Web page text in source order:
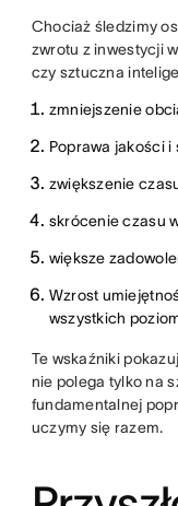
Chociaż śledzimy
zwrotu z inwestycji
czy sztuczna
zmniejszenie
Poprawa jakości
zwiększenie
skrócenie czasu
większe
Wzrost
wszystkich
Te wskaźniki
nie polega tylko na
fundamentalnej
uczymy się razem.